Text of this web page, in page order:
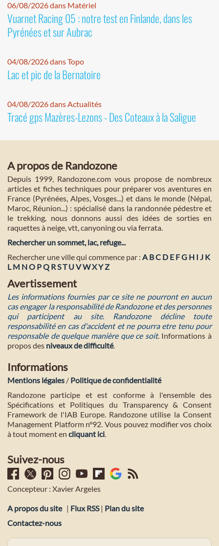
06/08/2026 dans Matériel
Vuarnet Racing 05 : notre test en Finlande, dans les
Pyrénées et sur Aubrac
04/08/2026 dans Topo
Lac et pic de la Bernatoire
04/08/2026 dans Actualités
Tracé gps Mazères-Lezons - Des Coteaux à la Saligue
A propos de Randozone
Depuis 1999, Randozone.com vous propose de nombreux
articles et fiches techniques pour préparer vos aventures en
France (Pyrénées, Alpes, Vosges...) et dans le monde (Népal,
Maroc, Réunion...) : spécialisé dans la randonnée pédestre et
le trekking, nous donnons aussi des idées de sorties en
raquettes à neige, vtt, canyoning ou via ferrata.
Rechercher un sommet, lac, refuge...
Rechercher une ville qui commence par : A BC D E FG H I J K
L M NO PQ RST U VWXYZ
Avertissement
Les informations fournies par ce site ne pourront en aucun
cas engager la responsabilité de Randozone et des personnes
qui participent au site. Randozone décline toute
responsabilité en cas d'accident et ne pourra etre tenu pour
responsable de quelque manière que ce soit. Informations à
propos des niveaux de difficulté.
Informations
Mentions légales / Politique de confidentialité
Randozone participe et est conforme à l'ensemble des
Spécifications et Politiques du Transparency & Consent
Framework de l'IAB Europe. Randozone utilise la Consent
Management Platform n°92. Vous pouvez modifier vos choix
à tout moment en cliquant ici.
Suivez-nous
Concepteur : Xavier Argeles
A propos du site | Flux RSS| Plan du site
Contactez-nous